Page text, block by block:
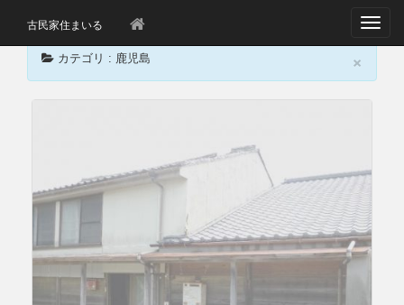
古民家住まいる
T
i
a
t
i
o
×
カテゴリ : 鹿児島